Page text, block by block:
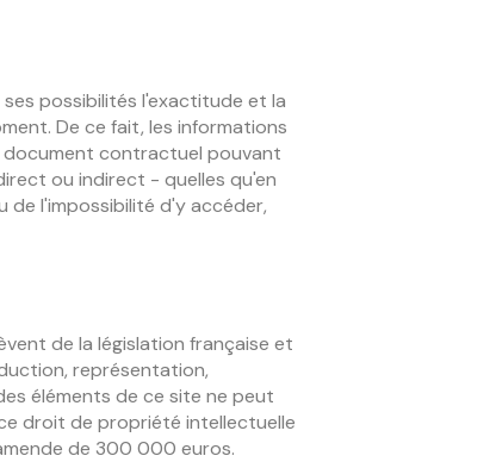
possibilités l'exactitude et la
De ce fait, les informations
document contractuel pouvant
ou indirect - quelles qu'en
de l'impossibilité d'y accéder,
de la législation française et
représentation,
éléments de ce site ne peut
droit de propriété intellectuelle
de 300 000 euros.